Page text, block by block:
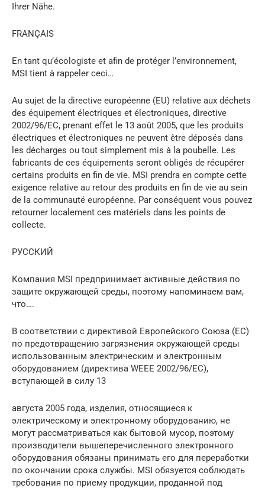
Ihrer Nähe.
FRANÇAIS
En tant qu’écologiste et afin de protéger l’environnement,
MSI tient à rappeler ceci…
Au sujet de la directive européenne (EU) relative aux déchets
des équipement électriques et électroniques, directive
2002/96/EC, prenant effet le 13 août 2005, que les produits
électriques et électroniques ne peuvent être déposés dans
les décharges ou tout simplement mis à la poubelle. Les
fabricants de ces équipements seront obligés de récupérer
certains produits en fin de vie. MSI prendra en compte cette
exigence relative au retour des produits en fin de vie au sein
de la communauté européenne. Par conséquent vous pouvez
retourner localement ces matériels dans les points de
collecte.
РУССКИЙ
Компания MSI предпринимает активные действия по
защите окружающей среды, поэтому напоминаем вам,
что….
В соответствии с директивой Европейского Союза (ЕС)
по предотвращению загрязнения окружающей среды
использованным электрическим и электронным
оборудованием (директива WEEE 2002/96/EC),
вступающей в силу 13
августа 2005 года, изделия, относящиеся к
электрическому и электронному оборудованию, не
могут рассматриваться как бытовой мусор, поэтому
производители вышеперечисленного электронного
оборудования обязаны принимать его для переработки
по окончании срока службы. MSI обязуется соблюдать
требования по приему продукции, проданной под